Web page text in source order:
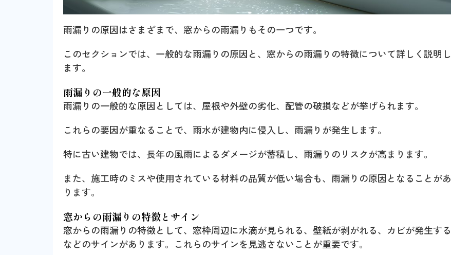
雨漏りの原因はさまざまで、窓からの雨漏りもその一つです。
このセクションでは、一般的な雨漏りの原因と、窓からの雨漏りの特徴について詳しく説明し
ます。
雨漏りの一般的な原因
雨漏りの一般的な原因としては、屋根や外壁の劣化、配管の破損などが挙げられます。
これらの要因が重なることで、雨水が建物内に侵入し、雨漏りが発生します。
特に古い建物では、長年の風雨によるダメージが蓄積し、雨漏りのリスクが高まります。
また、施工時のミスや使用されている材料の品質が低い場合も、雨漏りの原因となることがあ
ります。
窓からの雨漏りの特徴とサイン
窓からの雨漏りの特徴として、窓枠周辺に水滴が見られる、壁紙が剥がれる、カビが発生する
などのサインがあります。これらのサインを見逃さないことが重要です。